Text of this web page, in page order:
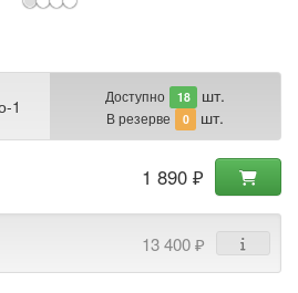
1 Доступно 18 шт.
В резерве 0 шт.
1 890 ₽
13 400 ₽